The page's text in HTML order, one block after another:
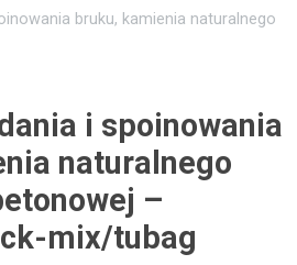
bruku, kamienia naturalnego
i spoinowania
naturalnego
–
mix/tubag